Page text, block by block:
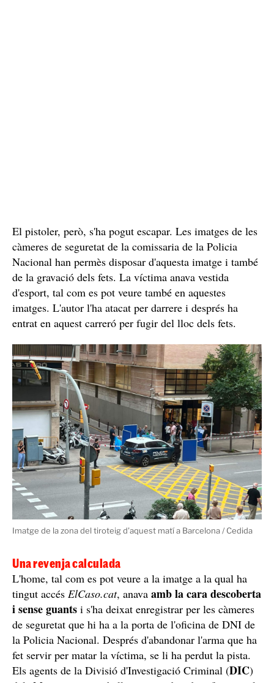
El pistoler, però, s'ha pogut escapar. Les imatges de les
càmeres de seguretat de la comissaria de la Policia
Nacional han permès disposar d'aquesta imatge i també
de la gravació dels fets. La víctima anava vestida
d'esport, tal com es pot veure també en aquestes
imatges. L'autor l'ha atacat per darrere i després ha
entrat en aquest carreró per fugir del lloc dels fets.